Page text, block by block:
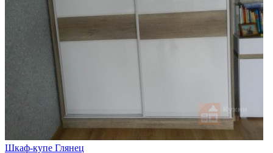
Шкаф-купе Глянец